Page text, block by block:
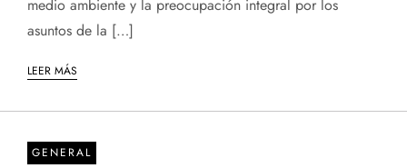
medio ambiente y la preocupación integral por los
asuntos de la […]
LEER MÁS
GENERAL